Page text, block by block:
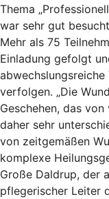
Thema
war sehr gut
Mehr als 75
Einladung gefolgt
verfolgen. „Die
Geschehen, das
daher sehr
von zeitgemäßen
komplexe
Große Daldrup, der
pflegerischer Leiter